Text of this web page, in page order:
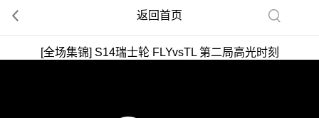
返回首页
[全场集锦] S14瑞士轮 FLYvsTL 第二局高光时刻